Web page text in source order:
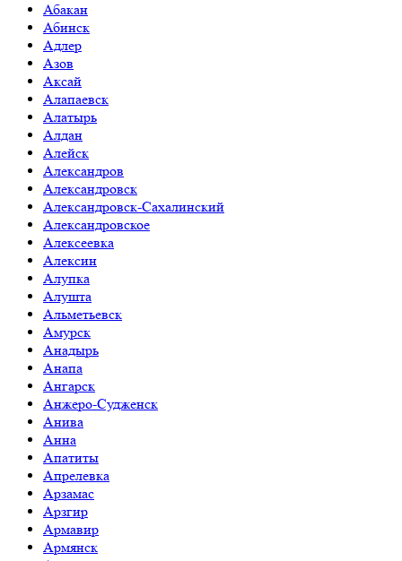
Абакан
Абинск
Адлер
Азов
Аксай
Алапаевск
Алатырь
Алдан
Алейск
Александров
Александровск
Александровск-Сахалинский
Александровское
Алексеевка
Алексин
Алупка
Алушта
Альметьевск
Амурск
Анадырь
Анапа
Ангарск
Анжеро-Судженск
Анива
Анна
Апатиты
Апрелевка
Арзамас
Арзгир
Армавир
Армянск